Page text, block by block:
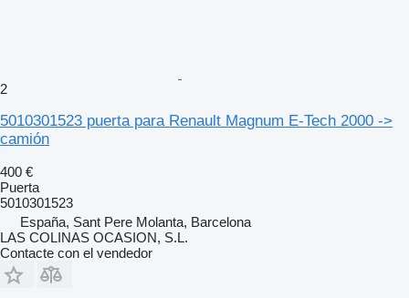
2
5010301523 puerta para Renault Magnum E-Tech 2000 ->
camión
400 €
Puerta
5010301523
España, Sant Pere Molanta, Barcelona
LAS COLINAS OCASION, S.L.
Contacte con el vendedor